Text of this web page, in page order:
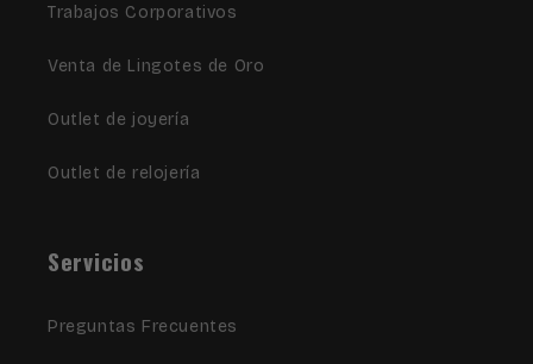
Trabajos Corporativos
Venta de Lingotes de Oro
Outlet de joyería
Outlet de relojería
Servicios
Preguntas Frecuentes